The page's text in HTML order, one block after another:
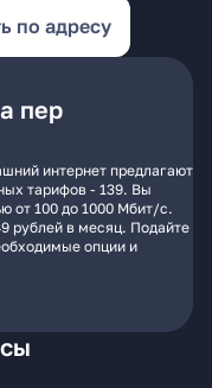
по адресу
пер
интернет предлагают
тарифов - 139. Вы
от 100 до 1000 Мбит/с.
рублей в месяц. Подайте
опции и